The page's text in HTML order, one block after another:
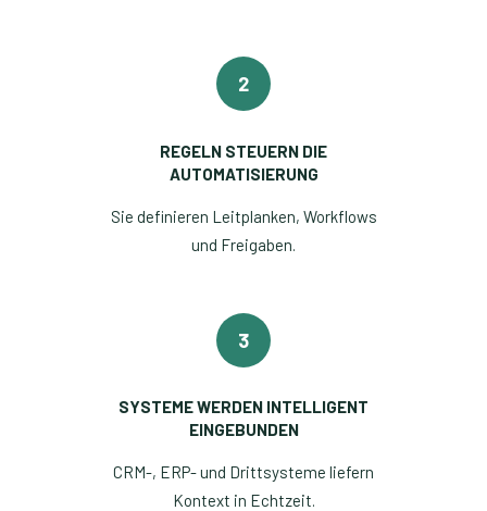
2
REGELN STEUERN DIE
AUTOMATISIERUNG
Sie definieren Leitplanken, Workflows
und Freigaben.
3
SYSTEME WERDEN INTELLIGENT
EINGEBUNDEN
CRM-, ERP- und Drittsysteme liefern
Kontext in Echtzeit.